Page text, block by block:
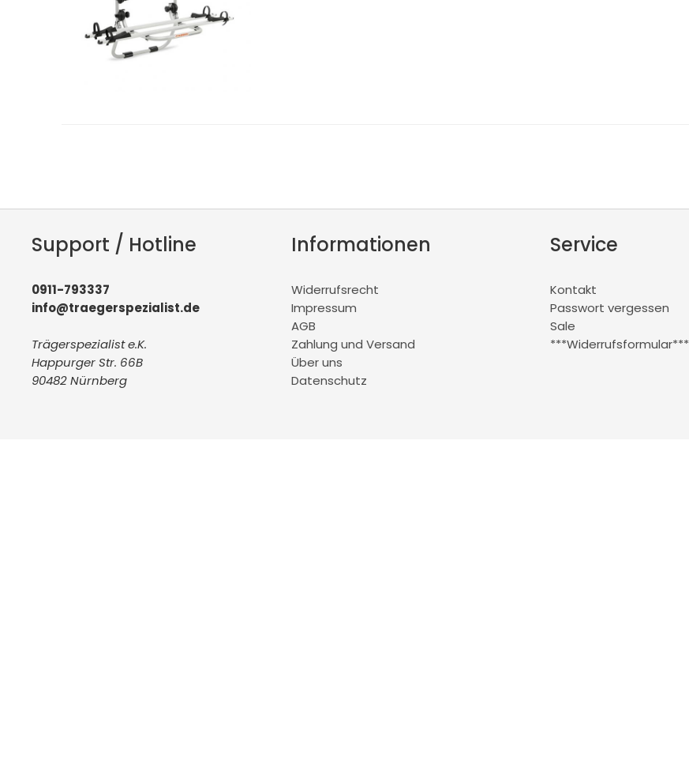
Support / Hotline
0911-793337
info@traegerspezialist.de
Trägerspezialist e.K.
Happurger Str. 66B
90482 Nürnberg
Informationen
Widerrufsrecht
Impressum
AGB
Zahlung und Versand
Über uns
Datenschutz
Service
Kontakt
Passwort vergessen
Sale
***Widerrufsformular***